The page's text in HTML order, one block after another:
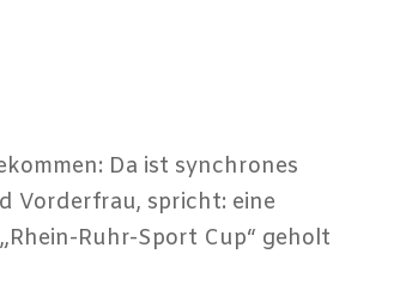
Da ist synchrones
Vorderfrau, spricht: eine
Ruhr-Sport Cup“ geholt